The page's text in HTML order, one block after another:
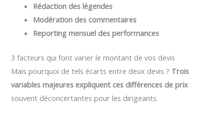
Rédaction des légendes
Modération des commentaires
Reporting mensuel des performances
3 facteurs qui font varier le montant de vos devis
Mais pourquoi de tels écarts entre deux devis ? Trois
variables majeures expliquent ces différences de prix
souvent déconcertantes pour les dirigeants.